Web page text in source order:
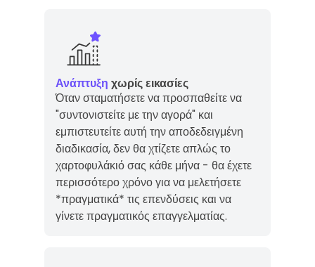
Ανάπτυξη χωρίς εικασίες
Όταν σταματήσετε να προσπαθείτε να
"συντονιστείτε με την αγορά" και
εμπιστευτείτε αυτή την αποδεδειγμένη
διαδικασία, δεν θα χτίζετε απλώς το
χαρτοφυλάκιό σας κάθε μήνα - θα έχετε
περισσότερο χρόνο για να μελετήσετε
*πραγματικά* τις επενδύσεις και να
γίνετε πραγματικός επαγγελματίας.